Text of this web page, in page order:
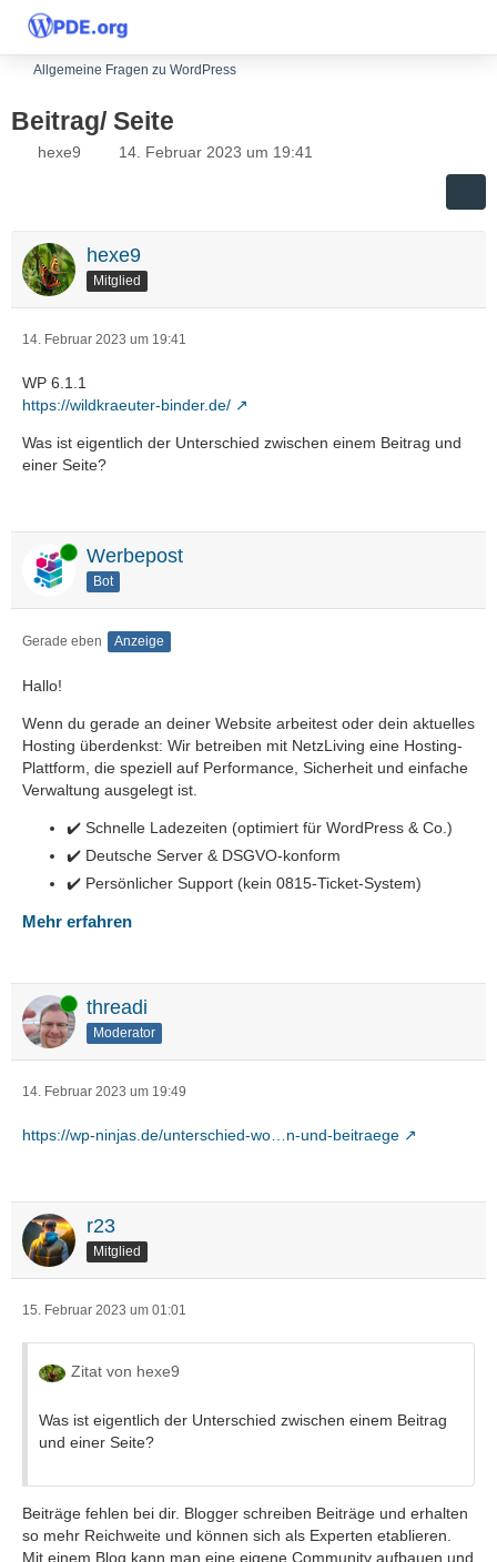
Allgemeine Fragen zu WordPress
Beitrag/ Seite
hexe9 14. Februar 2023 um 19:41
hexe9
Mitglied
14. Februar 2023 um 19:41
WP 6.1.1
https://wildkraeuter-binder.de/
Was ist eigentlich der Unterschied zwischen einem Beitrag und
einer Seite?
Online Werbepost
Bot
Gerade eben Anzeige
Hallo!
Wenn du gerade an deiner Website arbeitest oder dein aktuelles
Hosting überdenkst: Wir betreiben mit NetzLiving eine Hosting-
Plattform, die speziell auf Performance, Sicherheit und einfache
Verwaltung ausgelegt ist.
✔️ Schnelle Ladezeiten (optimiert für WordPress & Co.)
✔️ Deutsche Server & DSGVO-konform
✔️ Persönlicher Support (kein 0815-Ticket-System)
Mehr erfahren
Online threadi
Moderator
14. Februar 2023 um 19:49
https://wp-ninjas.de/unterschied-wo…n-und-beitraege
r23
Mitglied
15. Februar 2023 um 01:01
Zitat von hexe9
Was ist eigentlich der Unterschied zwischen einem Beitrag
und einer Seite?
Beiträge fehlen bei dir. Blogger schreiben Beiträge und erhalten
so mehr Reichweite und können sich als Experten etablieren.
Mit einem Blog kann man eine eigene Community aufbauen und